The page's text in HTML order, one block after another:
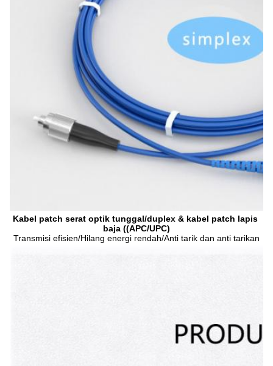
Kabel patch serat optik tunggal/duplex & kabel patch lapis
baja ((APC/UPC)
Transmisi efisien/Hilang energi rendah/Anti tarik dan anti tarikan